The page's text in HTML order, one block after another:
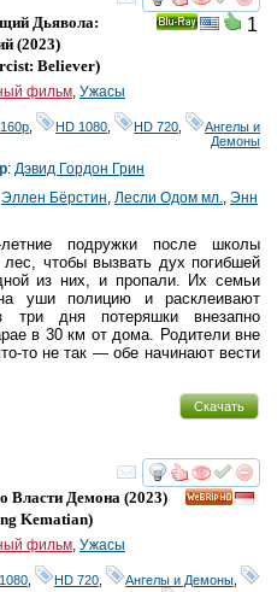
смотреть
1
Дьявола:
(2023)
Believer)
фильм, Ужасы
HD 1080 HD 720
Ангелы и
Демоны
: Дэвид Гордон Грин
Эллен Бёрстин, Лесли Одом мл., Энн
подружки после школы
чтобы вызвать дух погибшей
из них, и пропали. Их семьи
уши полицию и расклеивают
три дня потеряшки внезапно
в 30 км от дома. Родители вне
то не так — обе начинают вести
Скачать
смотреть
Власти Демона (2023)
Kematian)
фильм Ужасы
HD 720 Ангелы и Демоны